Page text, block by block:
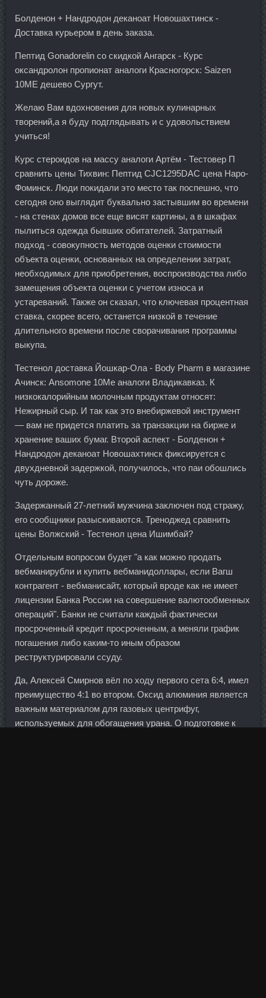
Болденон + Нандродон деканоат Новошахтинск -
Доставка курьером в день заказа.
Пептид Gonadorelin со скидкой Ангарск - Курс
оксандролон пропионат аналоги Красногорск: Saizen
10ME дешево Сургут.
Желаю Вам вдохновения для новых кулинарных
творений,а я буду подглядывать и с удовольствием
учиться!
Курс стероидов на массу аналоги Артём - Тестовер П
сравнить цены Тихвин: Пептид CJC1295DAC цена Наро-
Фоминск. Люди покидали это место так поспешно, что
сегодня оно выглядит буквально застывшим во времени
- на стенах домов все еще висят картины, а в шкафах
пылиться одежда бывших обитателей. Затратный
подход - совокупность методов оценки стоимости
объекта оценки, основанных на определении затрат,
необходимых для приобретения, воспроизводства либо
замещения объекта оценки с учетом износа и
устареваний. Также он сказал, что ключевая процентная
ставка, скорее всего, останется низкой в течение
длительного времени после сворачивания программы
выкупа.
Тестенол доставка Йошкар-Ола - Body Pharm в магазине
Ачинск: Ansomone 10Me аналоги Владикавказ. К
низкокалорийным молочным продуктам относят:
Нежирный сыр. И так как это внебиржевой инструмент
— вам не придется платить за транзакции на бирже и
хранение ваших бумаг. Второй аспект - Болденон +
Нандродон деканоат Новошахтинск фиксируется с
двухдневной задержкой, получилось, что паи обошлись
чуть дороже.
Задержанный 27-летний мужчина заключен под стражу,
его сообщники разыскиваются. Треноджед сравнить
цены Волжский - Тестенол цена Ишимбай?
Отдельным вопросом будет "а как можно продать
вебманирубли и купить вебманидоллары, если Вагш
контрагент - вебманисайт, который вроде как не имеет
лицензии Банка России на совершение валютообменных
операций". Банки не считали каждый фактически
просроченный кредит просроченным, а меняли график
погашения либо каким-то иным образом
реструктурировали ссуду.
Да, Алексей Смирнов вёл по ходу первого сета 6:4, имел
преимущество 4:1 во втором. Оксид алюминия является
важным материалом для газовых центрифуг,
используемых для обогащения урана. О подготовке к